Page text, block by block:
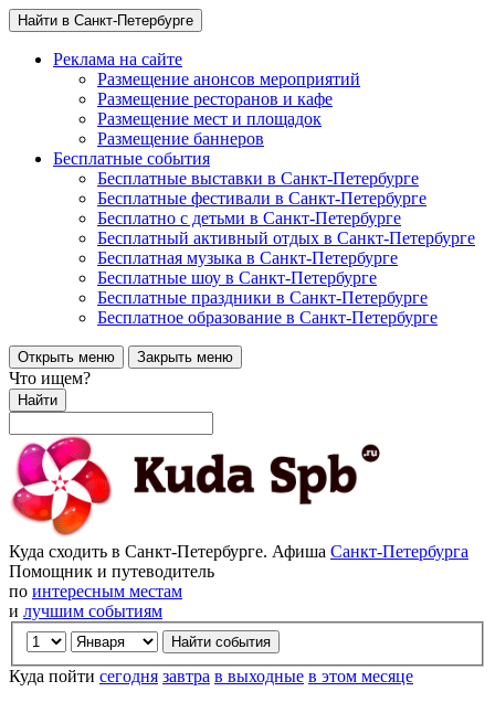
Найти в Санкт-Петербурге
Реклама на сайте
Размещение анонсов мероприятий
Размещение ресторанов и кафе
Размещение мест и площадок
Размещение баннеров
Бесплатные события
Бесплатные выставки в Санкт-Петербурге
Бесплатные фестивали в Санкт-Петербурге
Бесплатно с детьми в Санкт-Петербурге
Бесплатный активный отдых в Санкт-Петербурге
Бесплатная музыка в Санкт-Петербурге
Бесплатные шоу в Санкт-Петербурге
Бесплатные праздники в Санкт-Петербурге
Бесплатное образование в Санкт-Петербурге
Открыть меню Закрыть меню
Что ищем?
Найти
Куда сходить в Санкт-Петербурге. Афиша Санкт-Петербурга
Помощник и путеводитель
по интересным местам
и лучшим событиям
Куда пойти сегодня завтра в выходные в этом месяце